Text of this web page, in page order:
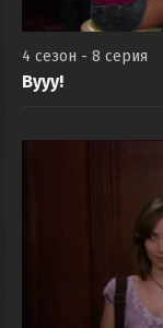
4 сезон - 8 серия
Вууу!